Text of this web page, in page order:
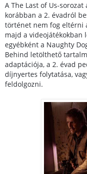
A The Last of Us-
korábban a 2. évadról
történet nem fog eltérni
majd a videojátékokban
egyébként a Naughty
Behind letölthető
adaptációja, a 2. évad
díjnyertes folytatása,
feldolgozni.